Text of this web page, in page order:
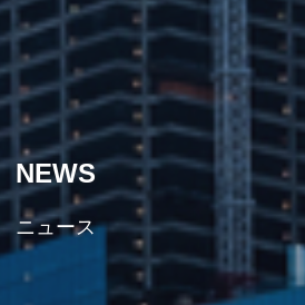
NEWS
ニュース